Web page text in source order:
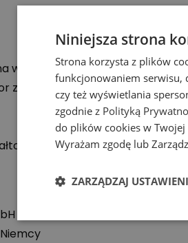
wkładka korkowo-lateksowa
z lakierowaną powierzchnią
pasek między palce
Niniejsza strona
Strona korzysta z plików
funkcjonowaniem serwisu,
czy też wyświetlania
zgodnie z Polityką
do plików cookies w
Wyrażam zgodę lub
ZARZĄDZAJ